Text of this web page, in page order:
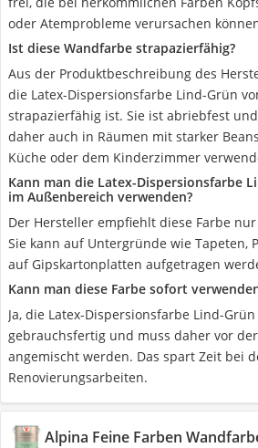
oder Atemprobleme verursachen
Ist diese Wandfarbe strapazierfähig?
Aus der Produktbeschreibung des
die Latex-Dispersionsfarbe Lind-Grün
strapazierfähig ist. Sie ist abriebfest
daher auch in Räumen mit starker
Küche oder dem Kinderzimmer
Kann man die Latex-Dispersionsfarbe
im Außenbereich verwenden?
Der Hersteller empfiehlt diese Farbe
Sie kann auf Untergründe wie Tapeten,
auf Gipskartonplatten aufgetragen
Kann man diese Farbe sofort
Ja, die Latex-Dispersionsfarbe Lind-
gebrauchsfertig und muss daher vor
angemischt werden. Das spart Zeit bei
Renovierungsarbeiten.
Alpina Feine Farben